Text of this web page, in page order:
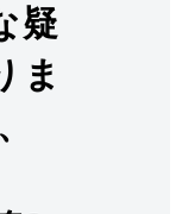
疑
ま